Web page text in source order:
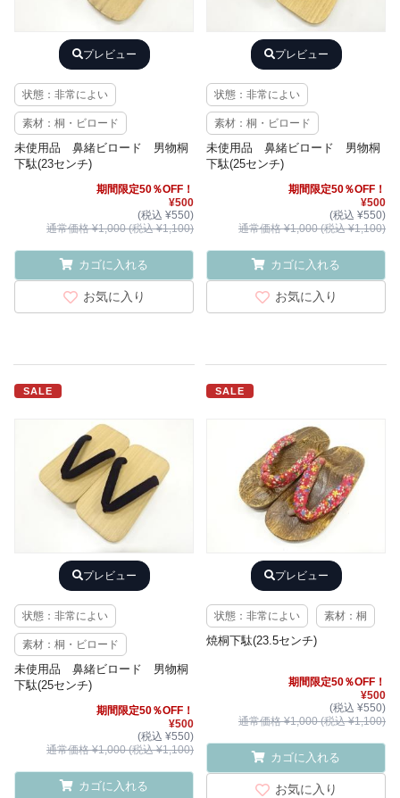
プレビュー
状態：非常によい
素材：桐・ビロード
未使用品 鼻緒ビロード 男物桐
下駄(23センチ)
期間限定50％OFF！
¥500
(税込 ¥550)
通常価格 ¥1,000 (税込 ¥1,100)
カゴに入れる
お気に入り
プレビュー
状態：非常によい
素材：桐・ビロード
未使用品 鼻緒ビロード 男物桐
下駄(25センチ)
期間限定50％OFF！
¥500
(税込 ¥550)
通常価格 ¥1,000 (税込 ¥1,100)
カゴに入れる
お気に入り
SALE
プレビュー
状態：非常によい
素材：桐・ビロード
未使用品 鼻緒ビロード 男物桐
下駄(25センチ)
期間限定50％OFF！
¥500
(税込 ¥550)
通常価格 ¥1,000 (税込 ¥1,100)
カゴに入れる
SALE
プレビュー
状態：非常によい 素材：桐
焼桐下駄(23.5センチ)
期間限定50％OFF！
¥500
(税込 ¥550)
通常価格 ¥1,000 (税込 ¥1,100)
カゴに入れる
お気に入り